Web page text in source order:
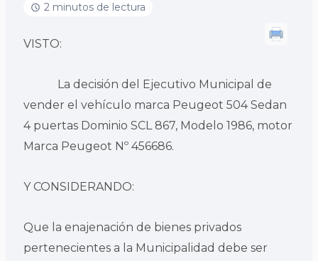
2 minutos de lectura
VISTO:
La decisión del Ejecutivo Municipal de
vender el vehículo marca Peugeot 504 Sedan
4 puertas Dominio SCL 867, Modelo 1986, motor
Marca Peugeot Nº 456686.
Y CONSIDERANDO:
Que la enajenación de bienes privados
pertenecientes a la Municipalidad debe ser